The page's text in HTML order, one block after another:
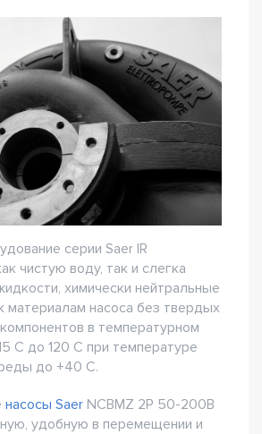
серии Saer IR
чистую воду, так и слегка
химически нейтральные
материалам насоса без твердых
в температурном
С до 120 С при температуре
до +40 С.
насосы Saer NCBMZ 2P 50-200B
удобную в перемещении и